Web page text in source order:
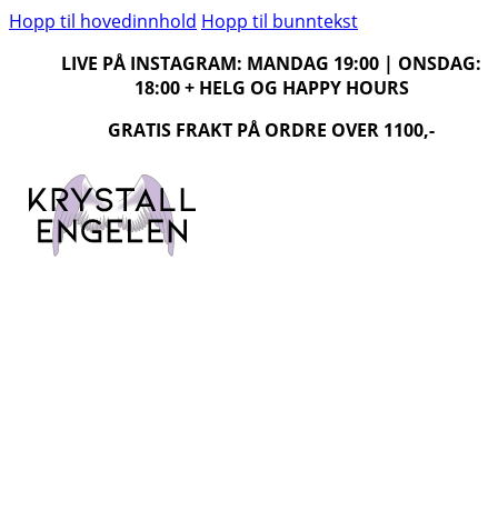
Hopp til hovedinnhold Hopp til bunntekst
LIVE PÅ INSTAGRAM: MANDAG 19:00 | ONSDAG:
18:00 + HELG OG HAPPY HOURS
GRATIS FRAKT PÅ ORDRE OVER 1100,-